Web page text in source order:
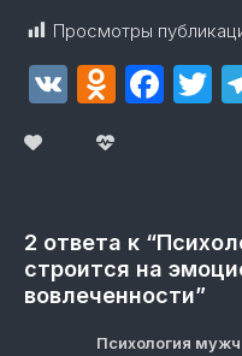
Просмотры
VK
2 ответа к
строится на
вовлеченности”
Психология